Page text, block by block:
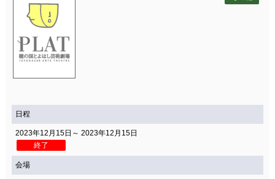
日程
2023年12月15日～ 2023年12月15日
終了
会場